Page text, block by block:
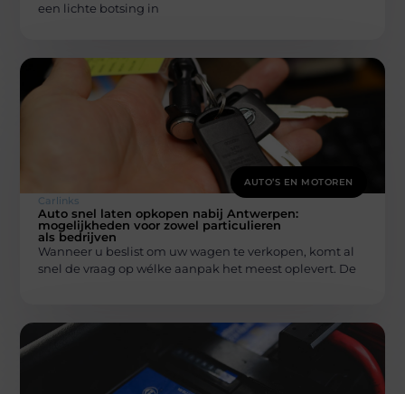
een lichte botsing in
AUTO’S EN MOTOREN
Carlinks
Auto snel laten opkopen nabij Antwerpen:
mogelijkheden voor zowel particulieren
als bedrijven
Wanneer u beslist om uw wagen te verkopen, komt al
snel de vraag op wélke aanpak het meest oplevert. De